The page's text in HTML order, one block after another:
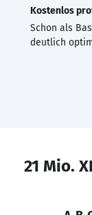
Kostenlos
Schon als
deutlich
21 Mio.